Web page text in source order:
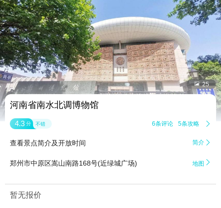
 25
河南省南水北调博物馆
4.3 分 不错 6条评论 5条攻略 
查看景点简介及开放时间 简介 
郑州市中原区嵩山南路168号(近绿城广场) 地图 
暂无报价
